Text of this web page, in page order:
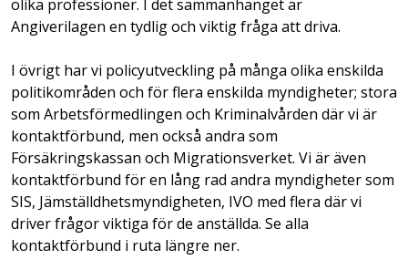
olika professioner. I det sammanhanget är
Angiverilagen en tydlig och viktig fråga att driva.
I övrigt har vi policyutveckling på många olika enskilda
politikområden och för flera enskilda myndigheter; stora
som Arbetsförmedlingen och Kriminalvården där vi är
kontaktförbund, men också andra som
Försäkringskassan och Migrationsverket. Vi är även
kontaktförbund för en lång rad andra myndigheter som
SIS, Jämställdhetsmyndigheten, IVO med flera där vi
driver frågor viktiga för de anställda. Se alla
kontaktförbund i ruta längre ner.